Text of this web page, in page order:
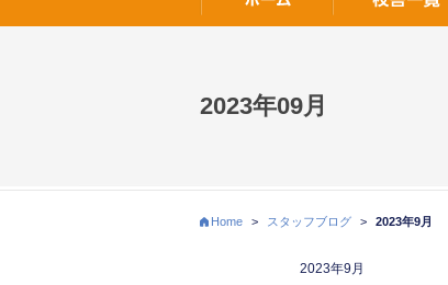
2023年09月
Home > スタッフブログ > 2023年9月
2023年9月